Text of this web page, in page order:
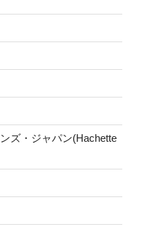
ズ・ジャパン(Hachette